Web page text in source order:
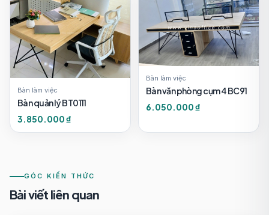
Bàn làm việc
Bàn quản lý BT0111
3.850.000 ₫
Bàn làm việc
Bàn văn phòng cụm 4 BC91
6.050.000 ₫
GÓC KIẾN THỨC
Bài viết liên quan